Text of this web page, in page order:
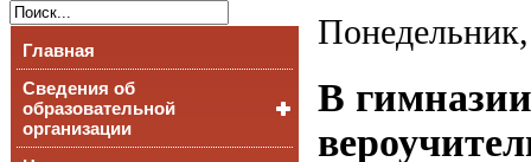
Главная
Сведения об
образовательной
организации
В